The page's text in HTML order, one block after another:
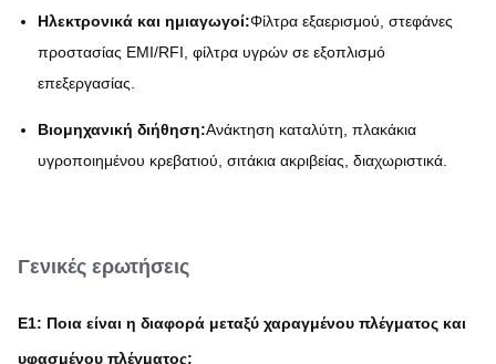
Ηλεκτρονικά και ημιαγωγοί:Φίλτρα εξαερισμού, στεφάνες
προστασίας EMI/RFI, φίλτρα υγρών σε εξοπλισμό
επεξεργασίας.
Βιομηχανική διήθηση:Ανάκτηση καταλύτη, πλακάκια
υγροποιημένου κρεβατιού, σιτάκια ακριβείας, διαχωριστικά.
Γενικές ερωτήσεις
Ε1: Ποια είναι η διαφορά μεταξύ χαραγμένου πλέγματος και
υφασμένου πλέγματος;